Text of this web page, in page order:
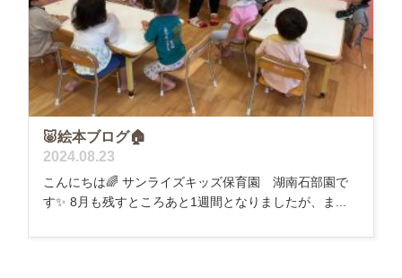
🐷絵本ブログ🏠
2024.08.23
こんにちは🌈 サンライズキッズ保育園 湖南石部園で
す✨ 8月も残すところあと1週間となりましたが、ま...